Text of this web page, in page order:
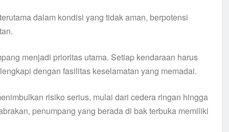
dalam kondisi yang tidak aman, berpotensi
menjadi prioritas utama. Setiap kendaraan harus
dengan fasilitas keselamatan yang memadai.
risiko serius, mulai dari cedera ringan hingga
penumpang yang berada di bak terbuka memiliki